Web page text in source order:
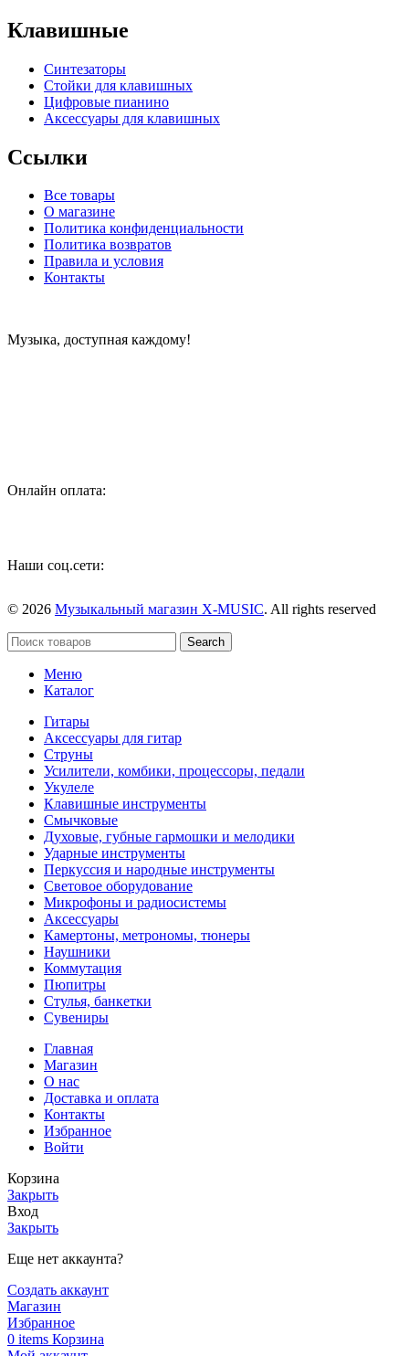
Клавишные
Синтезаторы
Стойки для клавишных
Цифровые пианино
Аксессуары для клавишных
Ссылки
Все товары
О магазине
Политика конфиденциальности
Политика возвратов
Правила и условия
Контакты
Музыка, доступная каждому!
Онлайн оплата:
Наши соц.сети:
© 2026 Музыкальный магазин X-MUSIC. All rights reserved
Search
Меню
Каталог
Гитары
Аксессуары для гитар
Струны
Усилители, комбики, процессоры, педали
Укулеле
Клавишные инструменты
Смычковые
Духовые, губные гармошки и мелодики
Ударные инструменты
Перкуссия и народные инструменты
Световое оборудование
Микрофоны и радиосистемы
Аксессуары
Камертоны, метрономы, тюнеры
Наушники
Коммутация
Пюпитры
Стулья, банкетки
Сувениры
Главная
Магазин
О нас
Доставка и оплата
Контакты
Избранное
Войти
Корзина
Закрыть
Вход
Закрыть
Еще нет аккаунта?
Создать аккаунт
Магазин
Избранное
0 items Корзина